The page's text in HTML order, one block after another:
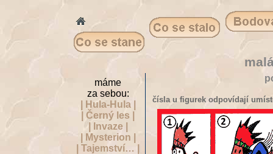
máme
za sebou:
| Hula-Hula |
| Černý les |
| Invaze |
| Mysterion |
| Tajemství… |
čísla u figurek odpovídají